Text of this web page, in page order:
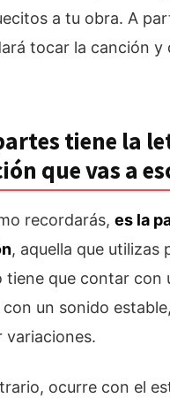
a tu obra. A
tocar la canción y
tiene la
que vas a
recordarás, es la
, aquella que utilizas
tiene que contar con
un sonido
variaciones.
ocurre con el